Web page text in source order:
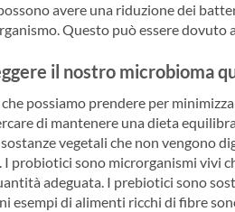
avere una riduzione dei
Questo può essere dovuto
il nostro microbioma
possiamo prendere per
di mantenere una dieta
vegetali che non vengono
probiotici sono microrganismi vivi
adeguata. I prebiotici sono
di alimenti ricchi di fibre